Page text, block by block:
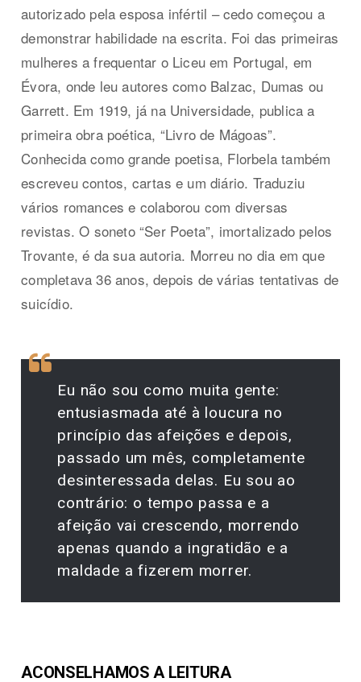
autorizado pela esposa infértil – cedo começou a
demonstrar habilidade na escrita. Foi das primeiras
mulheres a frequentar o Liceu em Portugal, em
Évora, onde leu autores como Balzac, Dumas ou
Garrett. Em 1919, já na Universidade, publica a
primeira obra poética, “Livro de Mágoas”.
Conhecida como grande poetisa, Florbela também
escreveu contos, cartas e um diário. Traduziu
vários romances e colaborou com diversas
revistas. O soneto “Ser Poeta”, imortalizado pelos
Trovante, é da sua autoria. Morreu no dia em que
completava 36 anos, depois de várias tentativas de
suicídio.
Eu não sou como muita gente:
entusiasmada até à loucura no
princípio das afeições e depois,
passado um mês, completamente
desinteressada delas. Eu sou ao
contrário: o tempo passa e a
afeição vai crescendo, morrendo
apenas quando a ingratidão e a
maldade a fizerem morrer.
ACONSELHAMOS A LEITURA